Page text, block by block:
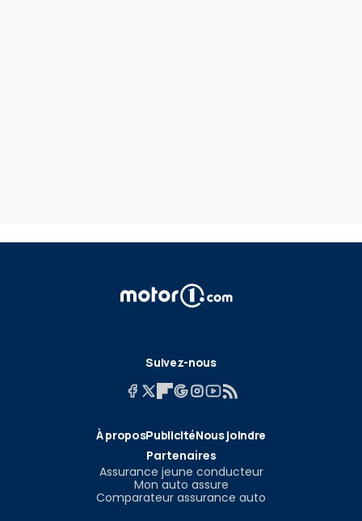
Suivez-nous
À proposPublicitéNous joindre
Partenaires
Assurance jeune conducteur
Mon auto assure
Comparateur assurance auto